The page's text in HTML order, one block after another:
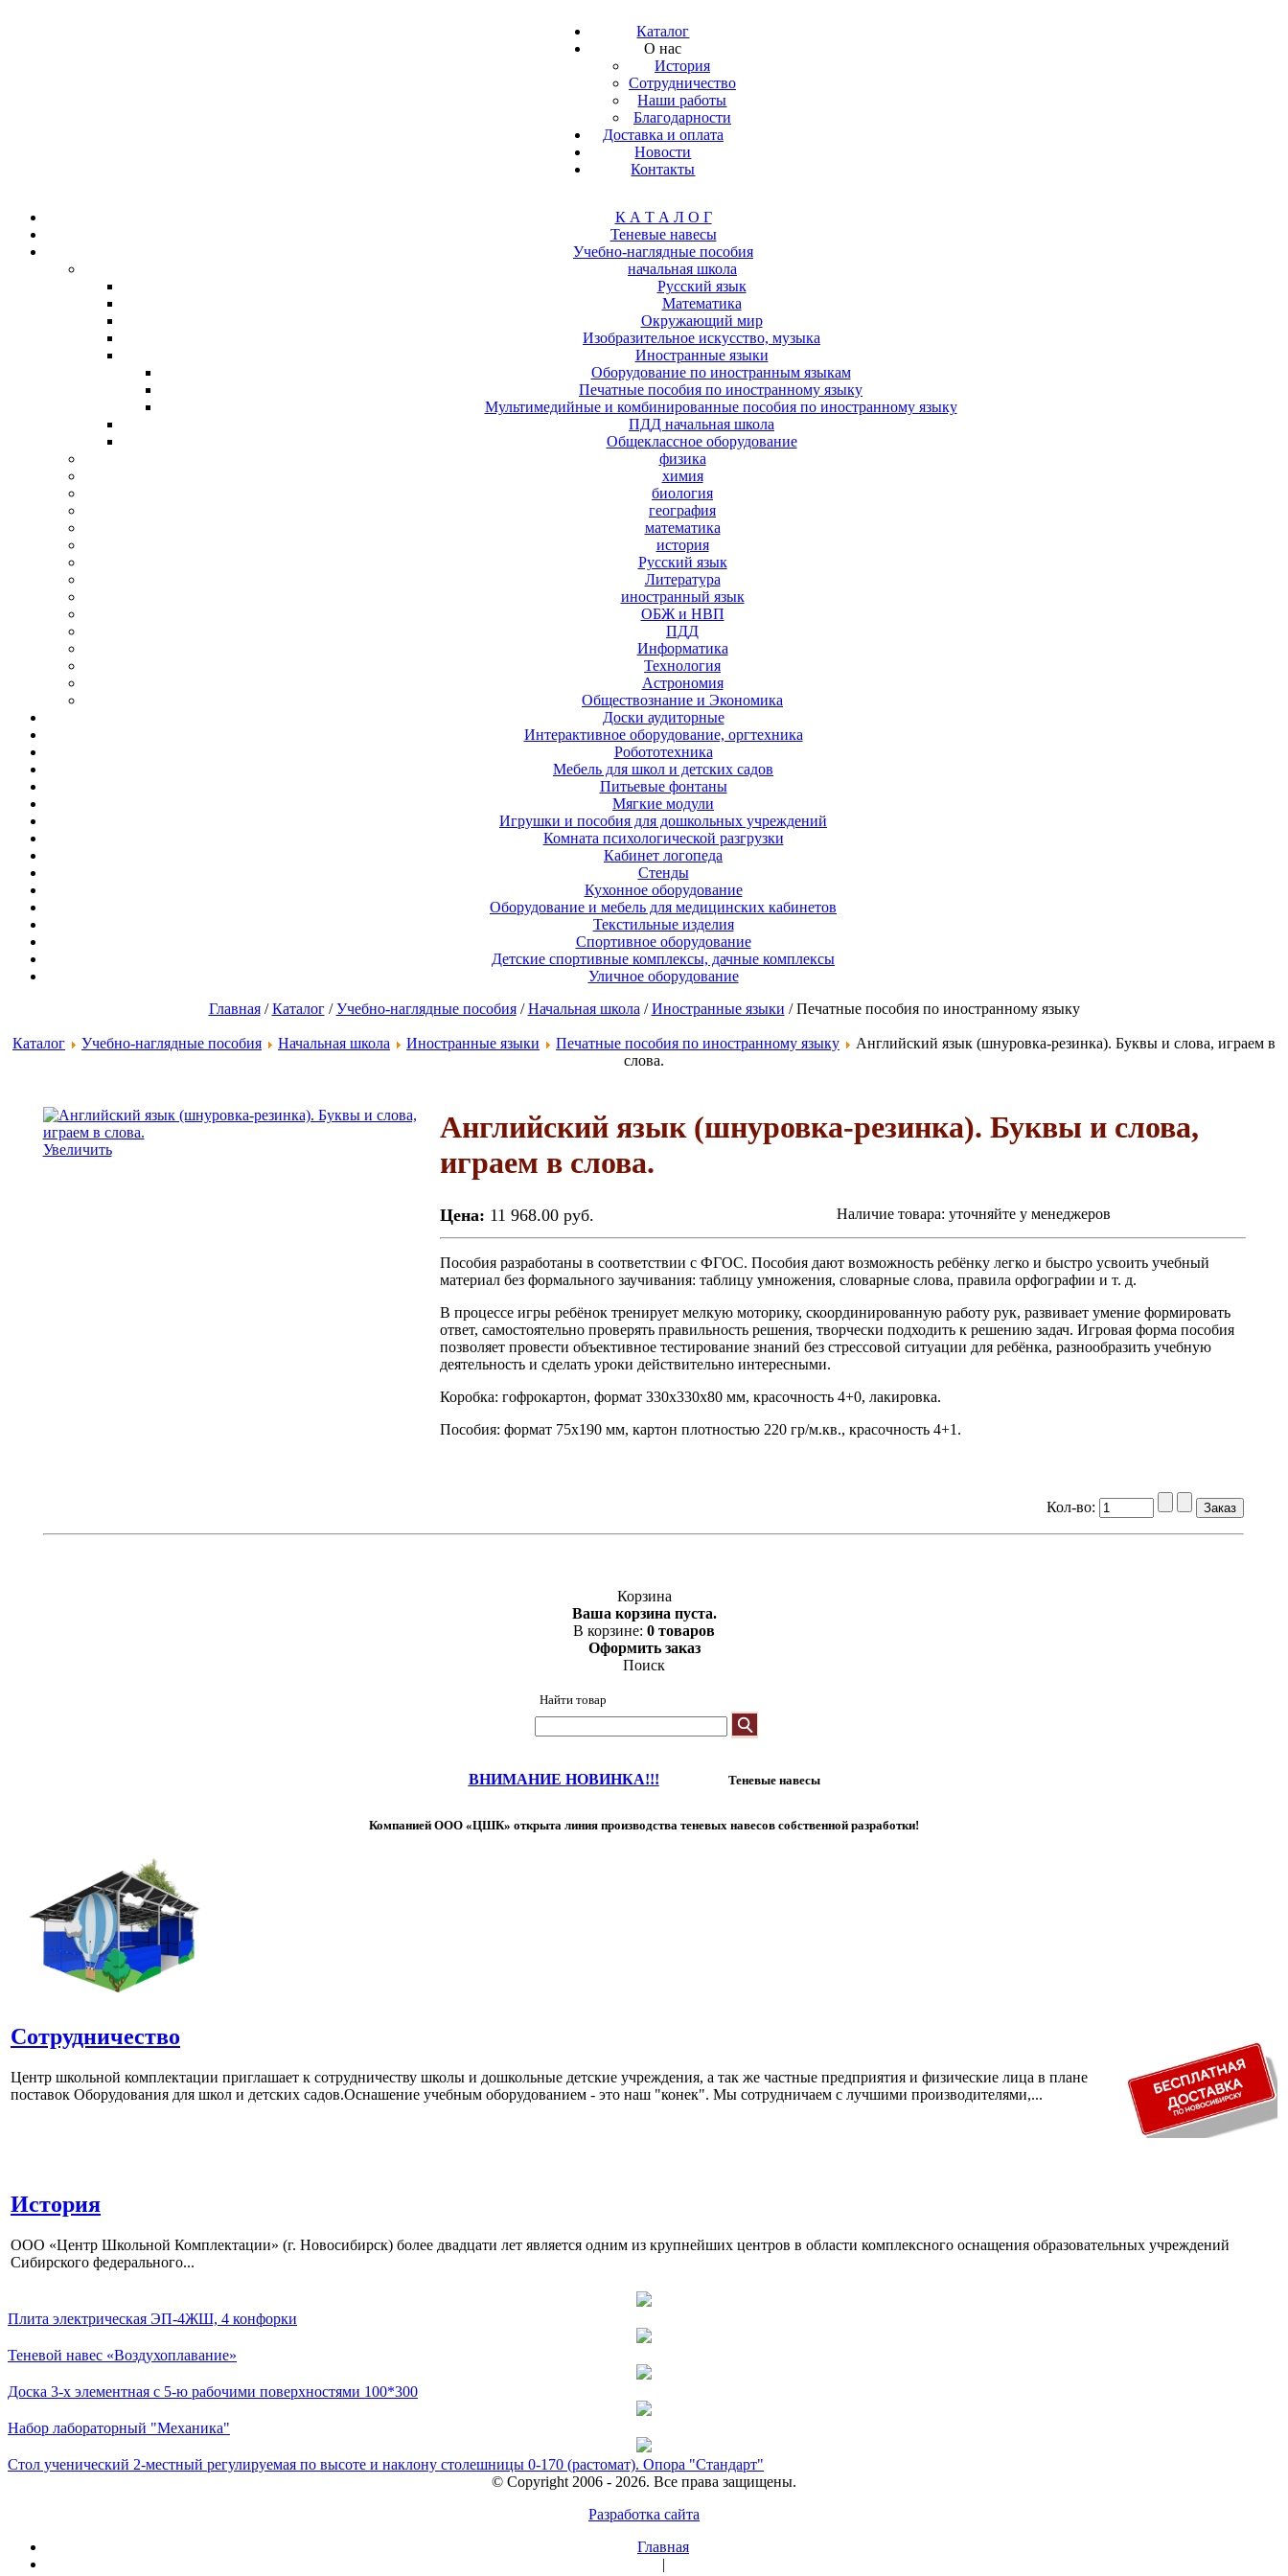
Каталог
О нас
История
Сотрудничество
Наши работы
Благодарности
Доставка и оплата
Новости
Контакты
К А Т А Л О Г
Теневые навесы
Учебно-наглядные пособия
начальная школа
Русский язык
Математика
Окружающий мир
Изобразительное искусство, музыка
Иностранные языки
Оборудование по иностранным языкам
Печатные пособия по иностранному языку
Мультимедийные и комбинированные пособия по иностранному языку
ПДД начальная школа
Общеклассное оборудование
физика
химия
биология
география
математика
история
Русский язык
Литература
иностранный язык
ОБЖ и НВП
ПДД
Информатика
Технология
Астрономия
Обществознание и Экономика
Доски аудиторные
Интерактивное оборудование, оргтехника
Робототехника
Мебель для школ и детских садов
Питьевые фонтаны
Мягкие модули
Игрушки и пособия для дошкольных учреждений
Комната психологической разгрузки
Кабинет логопеда
Стенды
Кухонное оборудование
Оборудование и мебель для медицинских кабинетов
Текстильные изделия
Спортивное оборудование
Детские спортивные комплексы, дачные комплексы
Уличное оборудование
Главная/Каталог/Учебно-наглядные пособия/Начальная школа /Иностранные языки / Печатные пособия по иностранному языку
Каталог Учебно-наглядные пособия Начальная школа Иностранные языки Печатные пособия по иностранному языку
Английский язык (шнуровка-резинка). Буквы и слова, играем в
слова.
Увеличить
Английский язык (шнуровка-резинка). Буквы и слова,
играем в слова.
Цена: 11 968.00 руб. Наличие товара: уточняйте у менеджеров
Пособия разработаны в соответствии с ФГОС. Пособия дают возможность ребёнку легко и быстро усвоить учебный
материал без формального заучивания: таблицу умножения, словарные слова, правила орфографии и т. д.
В процессе игры ребёнок тренирует мелкую моторику, скоординированную работу рук, развивает умение формировать
ответ, самостоятельно проверять правильность решения, творчески подходить к решению задач. Игровая форма пособия
позволяет провести объективное тестирование знаний без стрессовой ситуации для ребёнка, разнообразить учебную
деятельность и сделать уроки действительно интересными.
Коробка: гофрокартон, формат 330х330х80 мм, красочность 4+0, лакировка.
Пособия: формат 75х190 мм, картон плотностью 220 гр/м.кв., красочность 4+1.
Кол-во:
Корзина
Ваша корзина пуста.
В корзине: 0 товаров
Оформить заказ
Поиск
Найти товар
ВНИМАНИЕ НОВИНКА!!! Теневые навесы
Компанией ООО «ЦШК» открыта линия производства теневых навесов собственной разработки!
Сотрудничество
Центр школьной комплектации приглашает к сотрудничеству школы и дошкольные детские учреждения, а так же частные предприятия и физические лица в плане
поставок Оборудования для школ и детских садов.Оснашение учебным оборудованием - это наш "конек". Мы сотрудничаем с лучшими производителями,...
История
ООО «Центр Школьной Комплектации» (г. Новосибирск) более двадцати лет является одним из крупнейших центров в области комплексного оснащения образовательных учреждений
Сибирского федерального...
Плита электрическая ЭП-4ЖШ, 4 конфорки
Теневой навес «Воздухоплавание»
Доска 3-х элементная с 5-ю рабочими поверхностями 100*300
Набор лабораторный "Механика"
Стол ученический 2-местный регулируемая по высоте и наклону столешницы 0-170 (растомат). Опора "Стандарт"
© Copyright 2006 - 2026. Все права защищены.
Разработка сайта
Главная
|